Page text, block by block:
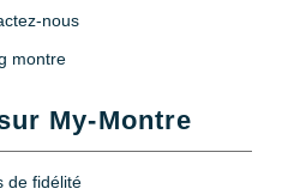
nous
montre
My-Montre
de fidélité